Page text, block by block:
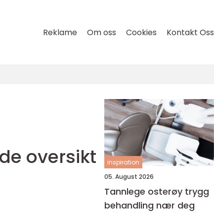
Reklame Om oss Cookies Kontakt Oss
oversikt
inspiration
05. August 2026
Tannlege osterøy trygg
behandling nær deg